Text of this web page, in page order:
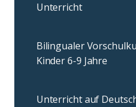
Unterricht
Bilingualer
Kinder 6-9 Jahre
Unterricht auf